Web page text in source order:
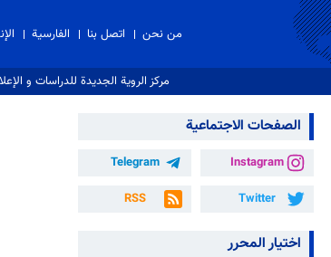
من نحن اتصل بنا الفارسية
مركز الروية الجدیدة للدراسات و الإعلام -
الصفحات الاجتماعية
Instagram
Telegram
Twitter
RSS
اختيار المحرر